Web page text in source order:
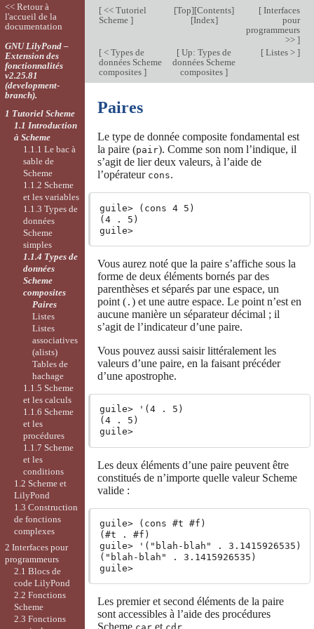
[<< Tutoriel
Scheme ]
[Top][Contents]
[Index]
[Interfaces
pour
programmeurs
>> ]
[< Types de
données Scheme
composites ]
[ Up: Types de
données Scheme
composites]
[Listes > ]
Paires
Le type de donnée composite fondamental est
la paire (pair). Comme son nom l’indique, il
s’agit de lier deux valeurs, à l’aide de
l’opérateur cons.
guile> (cons 4 5)
(4 . 5)
guile>
Vous aurez noté que la paire s’affiche sous la
forme de deux éléments bornés par des
parenthèses et séparés par une espace, un
point ( . ) et une autre espace. Le point n’est en
aucune manière un séparateur décimal ; il
s’agit de l’indicateur d’une paire.
Vous pouvez aussi saisir littéralement les
valeurs d’une paire, en la faisant précéder
d’une apostrophe.
guile> '(4 . 5)
(4 . 5)
guile>
Les deux éléments d’une paire peuvent être
constitués de n’importe quelle valeur Scheme
valide :
guile> (cons #t #f)
(#t . #f)
guile> '("blah-blah" . 3.1415926535)
("blah-blah" . 3.1415926535)
guile>
Les premier et second éléments de la paire
sont accessibles à l’aide des procédures
<< Retour à
l'accueil de la
documentation
GNU LilyPond –
Extension des
fonctionnalités
v2.25.81
(development-
branch).
1 Tutoriel Scheme
1.1 Introduction
à Scheme
1.1.1 Le bac à
sable de
Scheme
1.1.2 Scheme
et les variables
1.1.3 Types de
données
Scheme
simples
1.1.4 Types de
données
Scheme
composites
Paires
Listes
Listes
associatives
(alists)
Tables de
hachage
1.1.5 Scheme
et les calculs
1.1.6 Scheme
et les
procédures
1.1.7 Scheme
et les
conditions
1.2 Scheme et
LilyPond
1.3 Construction
de fonctions
complexes
2 Interfaces pour
programmeurs
2.1 Blocs de
code LilyPond
2.2 Fonctions
Scheme
2.3 Fonctions